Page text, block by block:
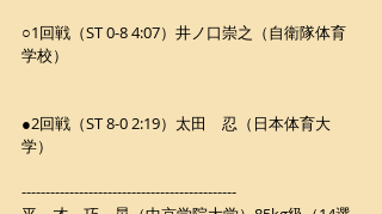
○1回戦（ST 0-8 4:07）井ノ口崇之（自衛隊体育
学校）
●2回戦（ST 8-0 2:19）太田　忍（日本体育大
学）
---------------------------------------------